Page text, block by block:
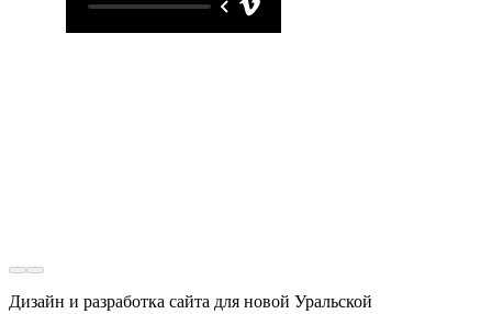
Дизайн и разработка сайта для новой Уральской